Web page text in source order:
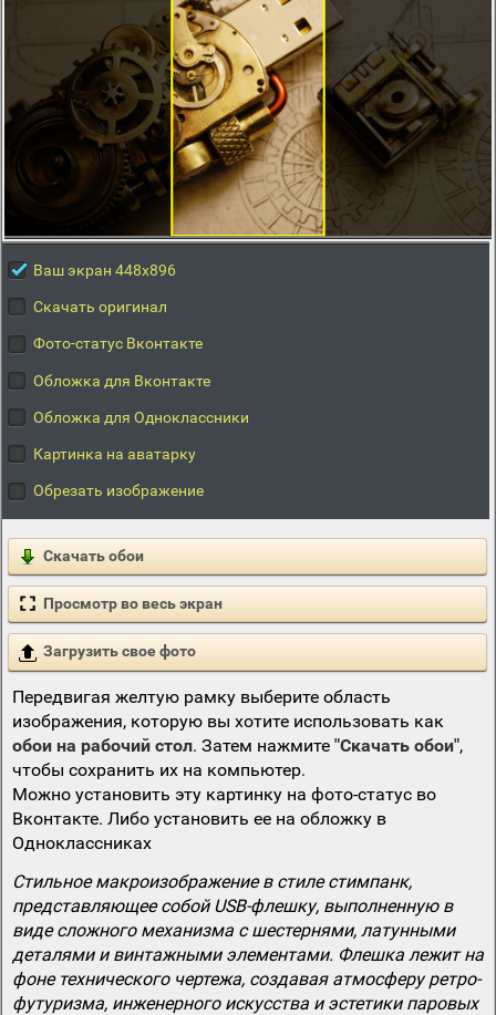
Ваш экран 448x896
Скачать оригинал
Фото-статус Вконтакте
Обложка для Вконтакте
Обложка для Одноклассники
Картинка на аватарку
Обрезать изображение
Скачать обои
Просмотр во весь экран
Загрузить свое фото
Передвигая желтую рамку выберите область
изображения, которую вы хотите использовать как
обои на рабочий стол. Затем нажмите "Скачать обои",
чтобы сохранить их на компьютер.
Можно установить эту картинку на фото-статус во
Вконтакте. Либо установить ее на обложку в
Одноклассниках
Стильное макроизображение в стиле стимпанк,
представляющее собой USB-флешку, выполненную в
виде сложного механизма с шестернями, латунными
деталями и винтажными элементами. Флешка лежит на
фоне технического чертежа, создавая атмосферу ретро-
футуризма, инженерного искусства и эстетики паровых